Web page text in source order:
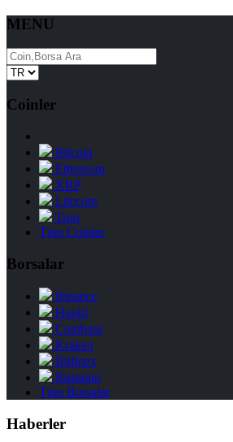
MENU
Coinler
Bitcoin
Ethereum
XRP
Litecoin
Tron
Tüm Coinler
Borsalar
Binance
Huobi
Coinbase
Kraken
Bitfinex
Bitstamp
Tüm Borsalar
Haberler